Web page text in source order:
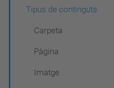
Tipus de continguts
Carpeta
Pàgina
Imatge